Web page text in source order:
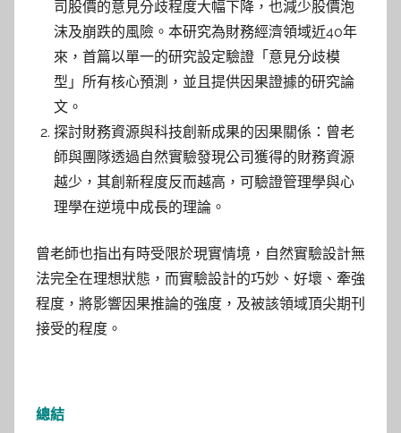
司股價的意見分歧程度大幅下降，也減少股價泡
沫及崩跌的風險。本研究為財務經濟領域近40年
來，首篇以單一的研究設定驗證「意見分歧模
型」所有核心預測，並且提供因果證據的研究論
文。
探討財務資源與科技創新成果的因果關係：曾老
師與團隊透過自然實驗發現公司獲得的財務資源
越少，其創新程度反而越高，可驗證管理學與心
理學在逆境中成長的理論。
曾老師也指出有時受限於現實情境，自然實驗設計無
法完全在理想狀態，而實驗設計的巧妙、好壞、牽強
程度，將影響因果推論的強度，及被該領域頂尖期刊
接受的程度。
總結